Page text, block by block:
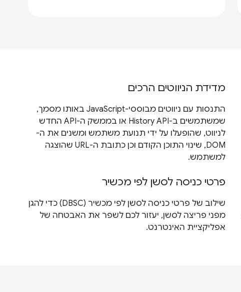
מדידת הניווטים הרכים
התנסות עם ניווטים מבוססי-JavaScript באותו מסמך,
שמשתמשים ב-History API או בממשק ה-API החדש
לניווט, שהופעלו על ידי תנועת משתמש ומשנים את ה-
DOM, שינוי התוכן הקודם וכן כתובת ה-URL שהוצגה
למשתמש.
פרטי כניסה לסשן לפי מכשיר
שילוב של פרטי כניסה לסשן לפי מכשיר (DBSC) כדי להגן
מפני פריצה לסשן, יעזור לכם לשפר את האבטחה של
אפליקציית האינטרנט.